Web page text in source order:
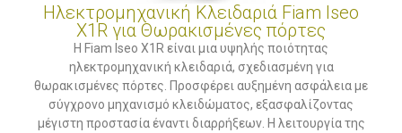
Ηλεκτρομηχανική Κλειδαριά Fiam Iseo
X1R για Θωρακισμένες πόρτες
Η Fiam Iseo X1R είναι μια υψηλής ποιότητας
ηλεκτρομηχανική κλειδαριά, σχεδιασμένη για
θωρακισμένες πόρτες. Προσφέρει αυξημένη ασφάλεια με
σύγχρονο μηχανισμό κλειδώματος, εξασφαλίζοντας
μέγιστη προστασία έναντι διαρρήξεων. Η λειτουργία της